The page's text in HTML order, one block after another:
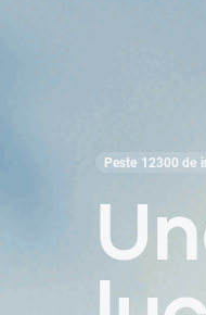
Peste 12300 de